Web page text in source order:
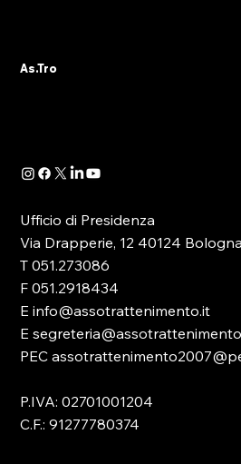
MAGGIORE (BO)
principale nella
As.Tro
Ufficio di Presidenza
Via Drapperie, 12 40124
T 051.273086
F 051.2918434
E info@assotrattenimento.it
E
PEC
P.IVA: 02701001204
C.F.: 91277780374